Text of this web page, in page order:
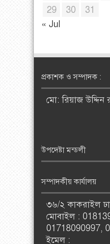
29
30
31
« Jul
প্রকাশক ও সম্পাদক :
মো: রিয়াজ উদ্দিন
উপদেষ্টা মন্ডলী
সম্পাদকীয় কার্যালয়
৩৬/২ কাকরাইল
মোবাইল :
01718090997,
ইমেল :